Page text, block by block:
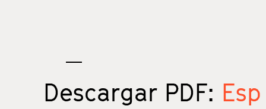
Descargar PDF: